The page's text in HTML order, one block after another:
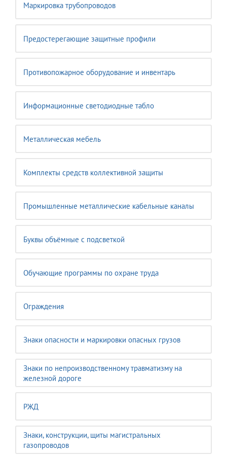
Маркировка трубопроводов
Предостерегающие защитные профили
Противопожарное оборудование и инвентарь
Информационные светодиодные табло
Металлическая мебель
Комплекты средств коллективной защиты
Промышленные металлические кабельные каналы
Буквы объёмные с подсветкой
Обучающие программы по охране труда
Ограждения
Знаки опасности и маркировки опасных грузов
Знаки по непроизводственному травматизму на
железной дороге
РЖД
Знаки, конструкции, щиты магистральных
газопроводов